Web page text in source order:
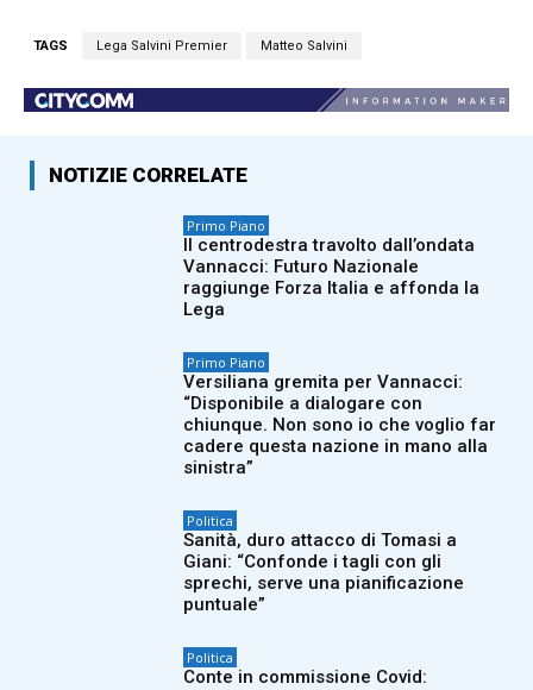
TAGS Lega Salvini Premier Matteo Salvini
NOTIZIE CORRELATE
Primo Piano
Il centrodestra travolto dall’ondata
Vannacci: Futuro Nazionale
raggiunge Forza Italia e affonda la
Lega
Primo Piano
Versiliana gremita per Vannacci:
“Disponibile a dialogare con
chiunque. Non sono io che voglio far
cadere questa nazione in mano alla
sinistra”
Politica
Sanità, duro attacco di Tomasi a
Giani: “Confonde i tagli con gli
sprechi, serve una pianificazione
puntuale”
Politica
Conte in commissione Covid: